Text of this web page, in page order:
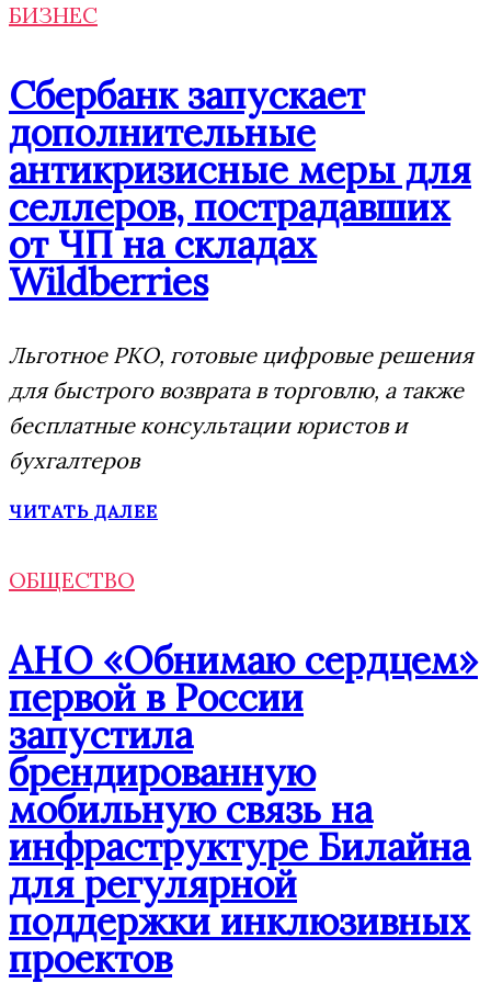
БИЗНЕС
Сбербанк запускает
дополнительные
антикризисные меры для
селлеров, пострадавших
от ЧП на складах
Wildberries
Льготное РКО, готовые цифровые решения
для быстрого возврата в торговлю, а также
бесплатные консультации юристов и
бухгалтеров
ЧИТАТЬ ДАЛЕЕ
ОБЩЕСТВО
АНО «Обнимаю сердцем»
первой в России
запустила
брендированную
мобильную связь на
инфраструктуре Билайна
для регулярной
поддержки инклюзивных
проектов